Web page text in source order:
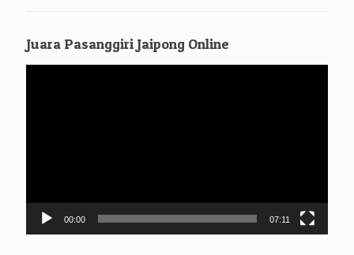
Juara Pasanggiri Jaipong Online
00:00 07:11